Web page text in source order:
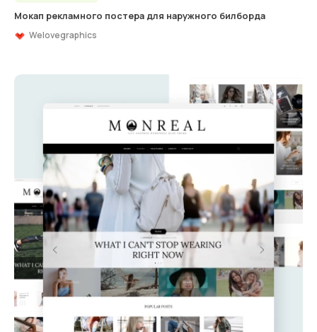
Мокап рекламного постера для наружного билборда
Welovegraphics